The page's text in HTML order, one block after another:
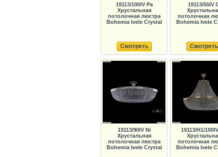
19113/100IV Pa
Хрустальная
потолочная люстра
Bohemia Ivele Crystal
Смотреть
19113/55IV
потолочная
Bohemia Ivele
Смотреть
19113/90IV Ni
Хрустальная
потолочная люстра
Bohemia Ivele Crystal
19113/H1/
потолочная
Bohemia Ivele